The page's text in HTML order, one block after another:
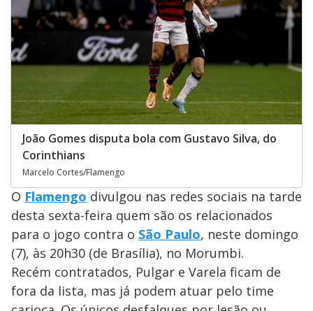
João Gomes disputa bola com Gustavo Silva, do
Corinthians
Marcelo Cortes/Flamengo
O Flamengo divulgou nas redes sociais na tarde
desta sexta-feira quem são os relacionados
para o jogo contra o São Paulo, neste domingo
(7), às 20h30 (de Brasília), no Morumbi.
Recém contratados, Pulgar e Varela ficam de
fora da lista, mas já podem atuar pelo time